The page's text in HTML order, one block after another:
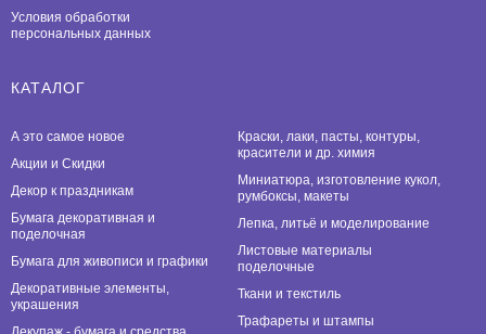
Условия обработки
персональных данных
КАТАЛОГ
А это самое новое
Акции и Скидки
Декор к праздникам
Бумага декоративная и
поделочная
Бумага для живописи и графики
Декоративные элементы,
украшения
Краски, лаки, пасты, контуры,
красители и др. химия
Миниатюра, изготовление кукол,
румбоксы, макеты
Лепка, литьё и моделирование
Листовые материалы
поделочные
Ткани и текстиль
Трафареты и штампы